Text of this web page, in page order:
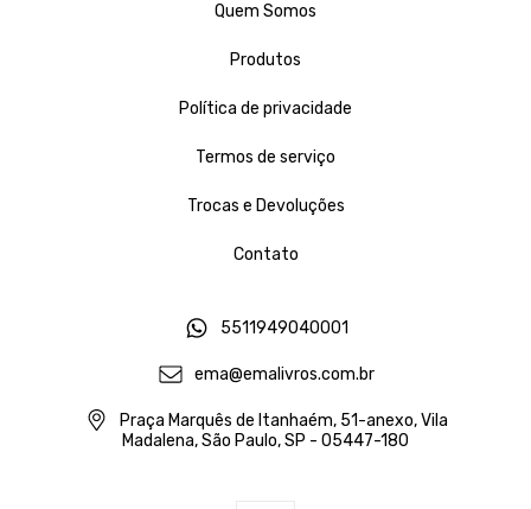
Quem Somos
Produtos
Política de privacidade
Termos de serviço
Trocas e Devoluções
Contato
5511949040001
ema@emalivros.com.br
Praça Marquês de Itanhaém, 51-anexo, Vila
Madalena, São Paulo, SP - 05447-180